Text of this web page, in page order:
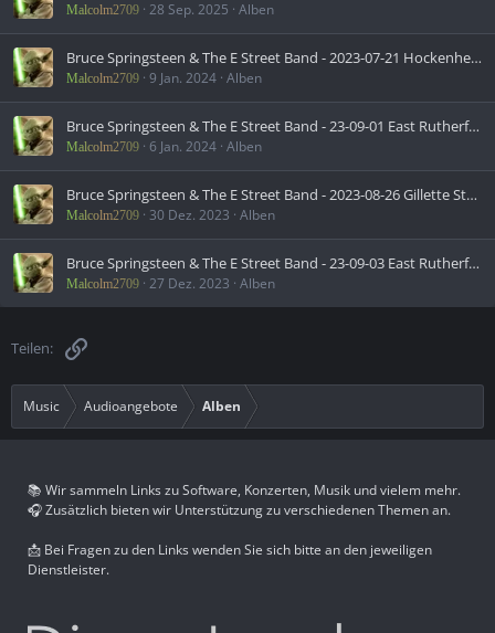
Malcolm2709 28 Sep. 2025 Alben
Bruce Springsteen & The E Street Band - 2023-07-21 Hockenheimring, Hockenheim, DE (2023)
Malcolm2709 9 Jan. 2024 Alben
Bruce Springsteen & The E Street Band - 23-09-01 East Rutherford, NJ (2023)
Malcolm2709 6 Jan. 2024 Alben
Bruce Springsteen & The E Street Band - 2023-08-26 Gillette Stadium, Foxborough, MA (2023)
Malcolm2709 30 Dez. 2023 Alben
Bruce Springsteen & The E Street Band - 23-09-03 East Rutherford, NJ (2023)
Malcolm2709 27 Dez. 2023 Alben
Teilen: Link
Music Audioangebote Alben
📚 Wir sammeln Links zu Software, Konzerten, Musik und vielem mehr.
🎧 Zusätzlich bieten wir Unterstützung zu verschiedenen Themen an.
📩 Bei Fragen zu den Links wenden Sie sich bitte an den jeweiligen
Dienstleister.